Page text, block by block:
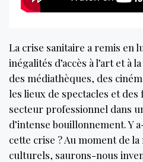
La crise sanitaire a remis en
inégalités d’accès à l’art et à
des médiathèques, des
les lieux de spectacles et des
secteur professionnel dans
d’intense bouillonnement. Y
cette crise ? Au moment de
culturels, saurons-nous